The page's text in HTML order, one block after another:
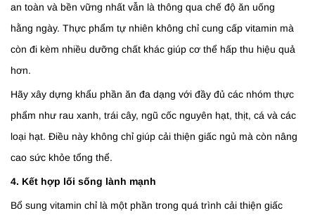
an toàn và bền vững nhất vẫn là thông qua chế độ ăn uống
hằng ngày. Thực phẩm tự nhiên không chỉ cung cấp vitamin mà
còn đi kèm nhiều dưỡng chất khác giúp cơ thể hấp thu hiệu quả
hơn.
Hãy xây dựng khẩu phần ăn đa dạng với đầy đủ các nhóm thực
phẩm như rau xanh, trái cây, ngũ cốc nguyên hạt, thịt, cá và các
loại hạt. Điều này không chỉ giúp cải thiện giấc ngủ mà còn nâng
cao sức khỏe tổng thể.
4. Kết hợp lối sống lành mạnh
Bổ sung vitamin chỉ là một phần trong quá trình cải thiện giấc